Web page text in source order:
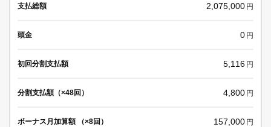
支払総額 2,075,000 円
頭金 0 円
初回分割支払額 5,116 円
分割支払額（×48回） 4,800 円
ボーナス月加算額 （×8回） 157,000 円